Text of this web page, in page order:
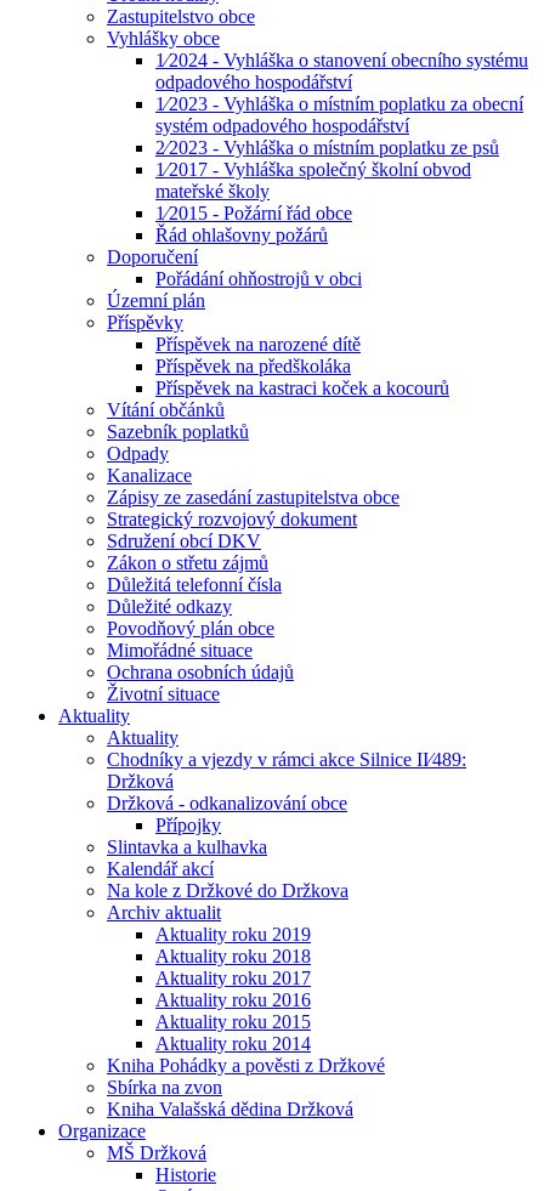
Zastupitelstvo obce
Vyhlášky obce
1⁄2024 - Vyhláška o stanovení obecního systému
odpadového hospodářství
1⁄2023 - Vyhláška o místním poplatku za obecní
systém odpadového hospodářství
2⁄2023 - Vyhláška o místním poplatku ze psů
1⁄2017 - Vyhláška společný školní obvod
mateřské školy
1⁄2015 - Požární řád obce
Řád ohlašovny požárů
Doporučení
Pořádání ohňostrojů v obci
Územní plán
Příspěvky
Příspěvek na narozené dítě
Příspěvek na předškoláka
Příspěvek na kastraci koček a kocourů
Vítání občánků
Sazebník poplatků
Odpady
Kanalizace
Zápisy ze zasedání zastupitelstva obce
Strategický rozvojový dokument
Sdružení obcí DKV
Zákon o střetu zájmů
Důležitá telefonní čísla
Důležité odkazy
Povodňový plán obce
Mimořádné situace
Ochrana osobních údajů
Životní situace
Aktuality
Aktuality
Chodníky a vjezdy v rámci akce Silnice II⁄489:
Držková
Držková - odkanalizování obce
Přípojky
Slintavka a kulhavka
Kalendář akcí
Na kole z Držkové do Držkova
Archiv aktualit
Aktuality roku 2019
Aktuality roku 2018
Aktuality roku 2017
Aktuality roku 2016
Aktuality roku 2015
Aktuality roku 2014
Kniha Pohádky a pověsti z Držkové
Sbírka na zvon
Kniha Valašská dědina Držková
Organizace
MŠ Držková
Historie